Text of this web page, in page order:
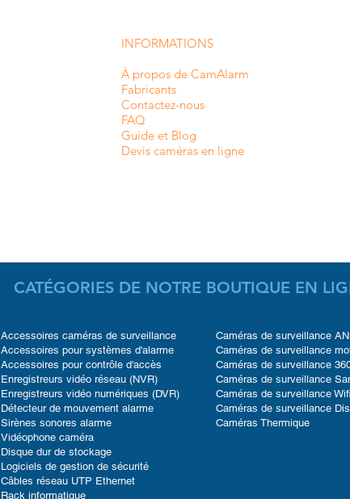
INFORMATIONS
À propos de CamAlarm
Fabricants
Contactez-nous
FAQ
Guide et Blog
Devis caméras en ligne
CATÉGORIES DE NOTRE BOUTIQUE EN
Accessoires caméras de surveillance
Accessoires pour systèmes d'alarme
Accessoires pour contrôle d'accès
Enregistreurs vidéo réseau (NVR)
Enregistreurs vidéo numériques (DVR)
Détecteur de mouvement alarme
Sirènes sonores alarme
Vidéophone caméra
Disque dur de stockage
Logiciels de gestion de sécurité
Câbles réseau UTP Ethernet
Rack informatique
Caméras de surveillance
Caméras de surveillance
Caméras de surveillance
Caméras de surveillance
Caméras de surveillance Wifi
Caméras de surveillance
Caméras Thermique